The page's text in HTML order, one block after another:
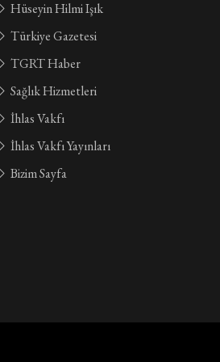
Hüseyin Hilmi Işık
Türkiye Gazetesi
TGRT Haber
Sağlık Hizmetleri
İhlas Vakfı
İhlas Vakfı Yayınları
Bizim Sayfa